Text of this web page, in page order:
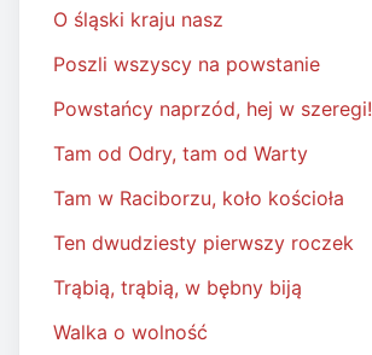
O śląski kraju nasz
Poszli wszyscy na powstanie
Powstańcy naprzód, hej w szeregi!
Tam od Odry, tam od Warty
Tam w Raciborzu, koło kościoła
Ten dwudziesty pierwszy roczek
Trąbią, trąbią, w bębny biją
Walka o wolność